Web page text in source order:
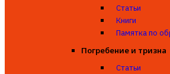
Статьи
Книги
Памятка по
Погребение и тризна
Статьи